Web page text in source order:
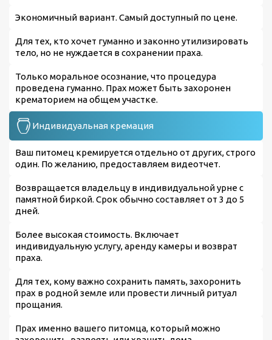
Экономичный вариант. Самый доступный по цене.
Для тех, кто хочет гуманно и законно утилизировать
тело, но не нуждается в сохранении праха.
Только моральное осознание, что процедура
проведена гуманно. Прах может быть захоронен
крематорием на общем участке.
Индивидуальная кремация
Ваш питомец кремируется отдельно от других, строго
один. По желанию, предоставляем видеотчет.
Возвращается владельцу в индивидуальной урне с
памятной биркой. Срок обычно составляет от 3 до 5
дней.
Более высокая стоимость. Включает
индивидуальную услугу, аренду камеры и возврат
праха.
Для тех, кому важно сохранить память, захоронить
прах в родной земле или провести личный ритуал
прощания.
Прах именно вашего питомца, который можно